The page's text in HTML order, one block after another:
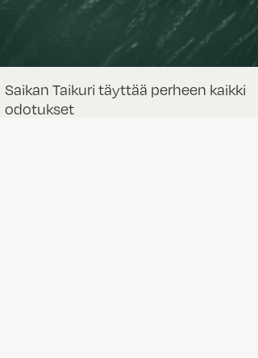
Saikan Taikuri täyttää perheen kaikki
odotukset